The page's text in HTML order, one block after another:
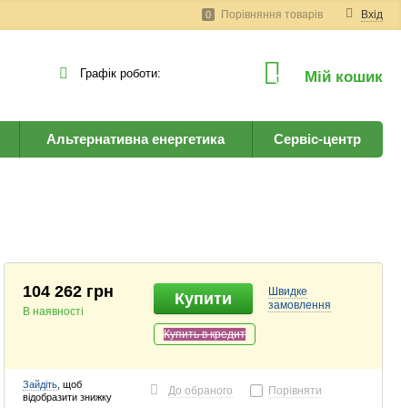
Вхід
0 Порівняння товарів
Графік роботи: 0 Мій кошик
Альтернативна енергетика Сервіс-центр
104 262 грн
В наявності
Купити
Купить в кредит
Швидке
замовлення
Зайдіть, щоб
відобразити знижку
До обраного Порівняти